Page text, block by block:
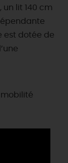
un lit 140 cm
est dotée de